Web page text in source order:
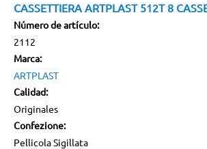
CASSETTIERA ARTPLAST 512T 8
Número de artículo:
2112
Marca:
ARTPLAST
Calidad:
Originales
Confezione:
Pellicola Sigillata